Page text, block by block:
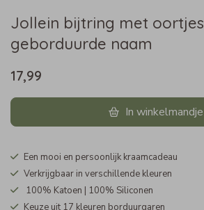
Jollein bijtring met
geborduurde naam
17,99
In winkelmandje
Een mooi en persoonlijk kraamcadeau
Verkrijgbaar in verschillende kleuren
100% Katoen | 100% Siliconen
Keuze uit 17 kleuren borduurgaren